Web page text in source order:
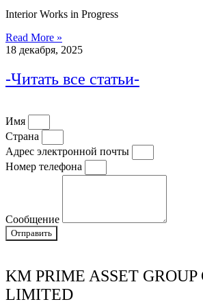
Interior Works in Progress
Read More »
18 декабря, 2025
-Читать все статьи-
Имя
Страна
Адрес электронной почты
Номер телефона
Сообщение
Отправить
KM PRIME ASSET GROUP
LIMITED